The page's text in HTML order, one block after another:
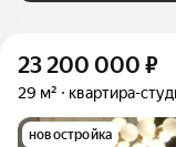
23 200 000 ₽
29 м² квартира-
новостройка